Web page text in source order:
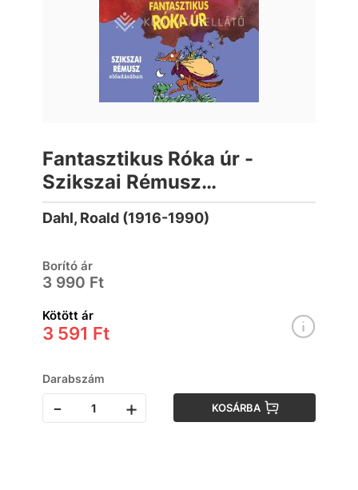
Fantasztikus Róka úr -
Szikszai Rémusz
előadásában ( hangoskönyv
)
Dahl, Roald (1916-1990)
Borító ár
3 990 Ft
Kötött ár
3 591 Ft
Darabszám
- + KOSÁRBA